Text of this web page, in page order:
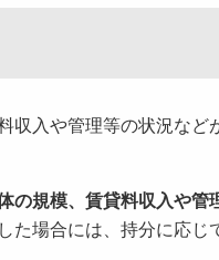
入や管理等の状況など
の規模、賃貸料収入や管
場合には、持分に応じ